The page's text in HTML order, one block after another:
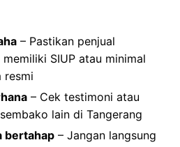
– Pastikan penjual
SIUP atau minimal
– Cek testimoni atau
lain di Tangerang
bertahap – Jangan langsung